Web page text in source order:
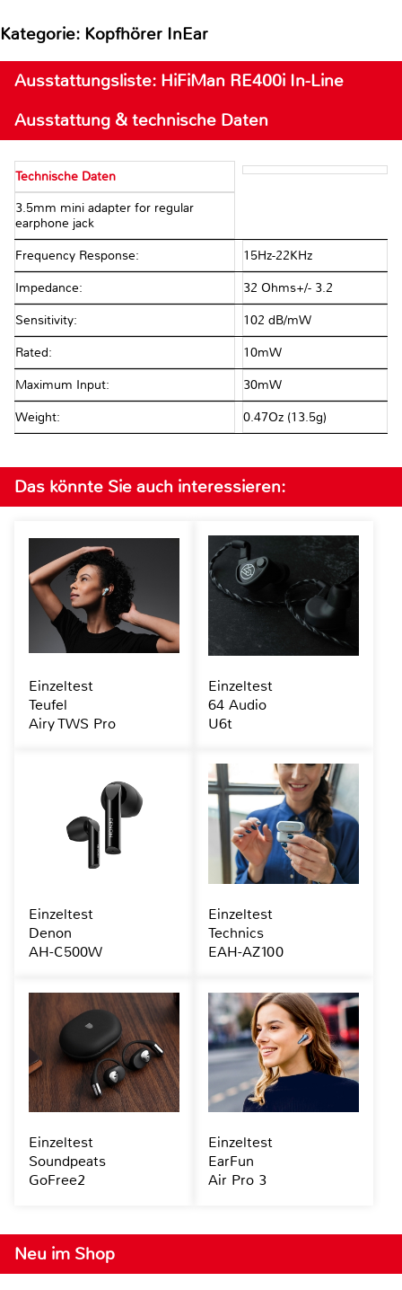
Kategorie: Kopfhörer InEar
Ausstattungsliste: HiFiMan RE400i In-Line
Ausstattung & technische Daten
Technische Daten
3.5mm mini adapter for regular
earphone jack
Frequency Response: 15Hz-22KHz
Impedance: 32 Ohms+/- 3.2
Sensitivity: 102 dB/mW
Rated: 10mW
Maximum Input: 30mW
Weight: 0.47Oz (13.5g)
Neu im Shop
Das könnte Sie auch interessieren:
Einzeltest
Teufel
Airy TWS Pro
Einzeltest
64 Audio
U6t
Einzeltest
Denon
AH-C500W
Einzeltest
Technics
EAH-AZ100
Einzeltest
Soundpeats
GoFree2
Einzeltest
EarFun
Air Pro 3